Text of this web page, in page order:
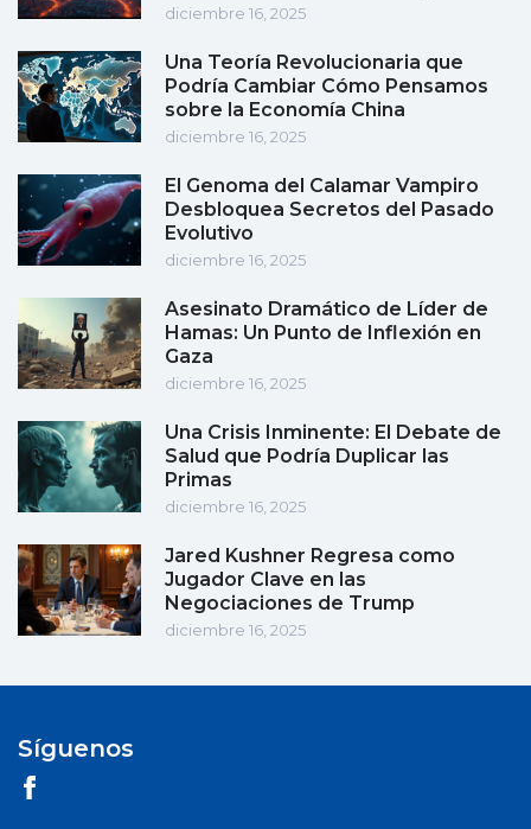
diciembre 16, 2025
Una Teoría Revolucionaria que
Podría Cambiar Cómo Pensamos
sobre la Economía China
diciembre 16, 2025
El Genoma del Calamar Vampiro
Desbloquea Secretos del Pasado
Evolutivo
diciembre 16, 2025
Asesinato Dramático de Líder de
Hamas: Un Punto de Inflexión en
Gaza
diciembre 16, 2025
Una Crisis Inminente: El Debate de
Salud que Podría Duplicar las
Primas
diciembre 16, 2025
Jared Kushner Regresa como
Jugador Clave en las
Negociaciones de Trump
diciembre 16, 2025
Síguenos